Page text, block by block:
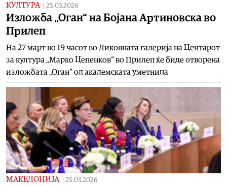
КУЛТУРА 25.03.2026
Изложба „Оган“ на Бојана Артиновска во
Прилеп
На 27 март во 19 часот во Ликовната галерија на Центарот
за култура „Марко Цепенков“ во Прилеп ќе биде отворена
изложбата „Оган“ од академската уметница
МАКЕДОНИЈА 25.03.2026